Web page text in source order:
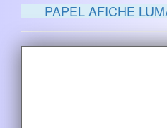
PAPEL AFICHE